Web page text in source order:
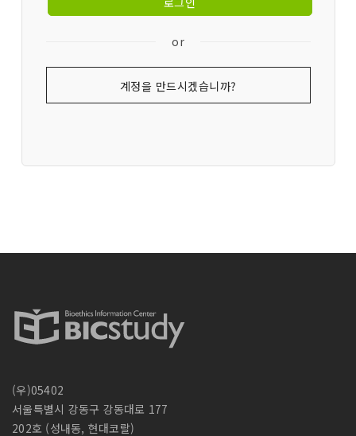
or
계정을 만드시겠습니까?
(우)05402
서울특별시 강동구 강동대로 177
202호 (성내동, 현대코랄)